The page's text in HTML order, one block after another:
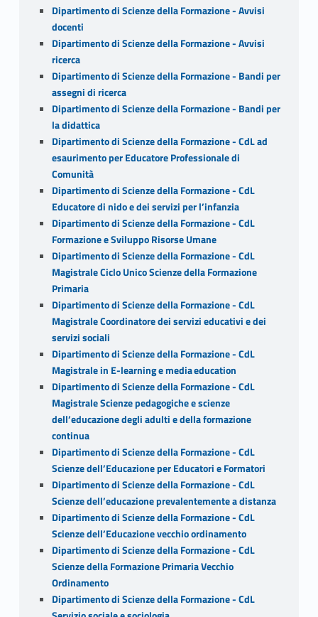
Dipartimento di Scienze della Formazione - Avvisi
docenti
Dipartimento di Scienze della Formazione - Avvisi
ricerca
Dipartimento di Scienze della Formazione - Bandi per
assegni di ricerca
Dipartimento di Scienze della Formazione - Bandi per
la didattica
Dipartimento di Scienze della Formazione - CdL ad
esaurimento per Educatore Professionale di
Comunità
Dipartimento di Scienze della Formazione - CdL
Educatore di nido e dei servizi per l’infanzia
Dipartimento di Scienze della Formazione - CdL
Formazione e Sviluppo Risorse Umane
Dipartimento di Scienze della Formazione - CdL
Magistrale Ciclo Unico Scienze della Formazione
Primaria
Dipartimento di Scienze della Formazione - CdL
Magistrale Coordinatore dei servizi educativi e dei
servizi sociali
Dipartimento di Scienze della Formazione - CdL
Magistrale in E-learning e media education
Dipartimento di Scienze della Formazione - CdL
Magistrale Scienze pedagogiche e scienze
dell’educazione degli adulti e della formazione
continua
Dipartimento di Scienze della Formazione - CdL
Scienze dell’Educazione per Educatori e Formatori
Dipartimento di Scienze della Formazione - CdL
Scienze dell’educazione prevalentemente a distanza
Dipartimento di Scienze della Formazione - CdL
Scienze dell’Educazione vecchio ordinamento
Dipartimento di Scienze della Formazione - CdL
Scienze della Formazione Primaria Vecchio
Ordinamento
Dipartimento di Scienze della Formazione - CdL